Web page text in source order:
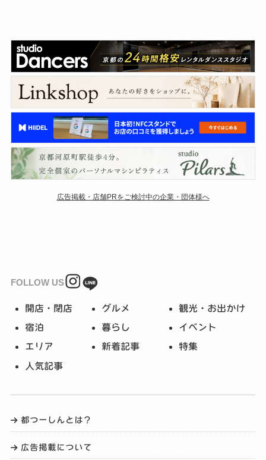
広告掲載・店舗PRをご検討中の企業・団体様へ
FOLLOW US
開店・閉店 グルメ 観光・お出かけ
宿泊 暮らし イベント
エリア 新着記事 特集
人気記事
都つーしんとは？
広告掲載について